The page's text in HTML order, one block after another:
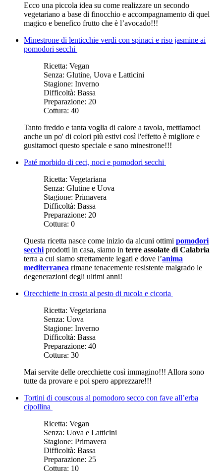
Ecco una piccola idea su come realizzare un secondo
vegetariano a base di finocchio e accompagnamento di quel
magico e benefico frutto che è l’avocado!!!
Minestrone di lenticchie verdi con spinaci e riso jasmine ai
pomodori secchi
Ricetta: Vegan
Senza: Glutine, Uova e Latticini
Stagione: Inverno
Difficoltà: Bassa
Preparazione: 20
Cottura: 40
Tanto freddo e tanta voglia di calore a tavola, mettiamoci
anche un po' di colori più estivi così l'effetto è migliore e
gusitamoci questo speciale e sano minestrone!!!
Paté morbido di ceci, noci e pomodori secchi
Ricetta: Vegetariana
Senza: Glutine e Uova
Stagione: Primavera
Difficoltà: Bassa
Preparazione: 20
Cottura: 0
Questa ricetta nasce come inizio da alcuni ottimi pomodori
secchi prodotti in casa, siamo in terre assolate di Calabria
terra a cui siamo strettamente legati e dove l’anima
mediterranea rimane tenacemente resistente malgrado le
degenerazioni degli ultimi anni!
Orecchiette in crosta al pesto di rucola e cicoria
Ricetta: Vegetariana
Senza: Uova
Stagione: Inverno
Difficoltà: Bassa
Preparazione: 40
Cottura: 30
Mai servite delle orecchiette così immagino!!! Allora sono
tutte da provare e poi spero apprezzare!!!
Tortini di couscous al pomodoro secco con fave all’erba
cipollina
Ricetta: Vegan
Senza: Uova e Latticini
Stagione: Primavera
Difficoltà: Bassa
Preparazione: 25
Cottura: 10